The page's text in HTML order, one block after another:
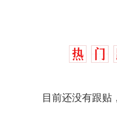
目前还没有跟贴
因老师一
人生
新
制裁
号，仅凭